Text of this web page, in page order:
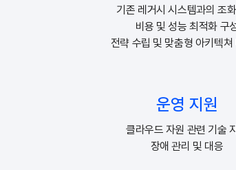
기존 레거시 시스템과의 조
비용 및 성능 최적화 구
전략 수립 및 맞춤형 아키텍쳐
운영 지원
클라우드 자원 관련 기술
장애 관리 및 대응